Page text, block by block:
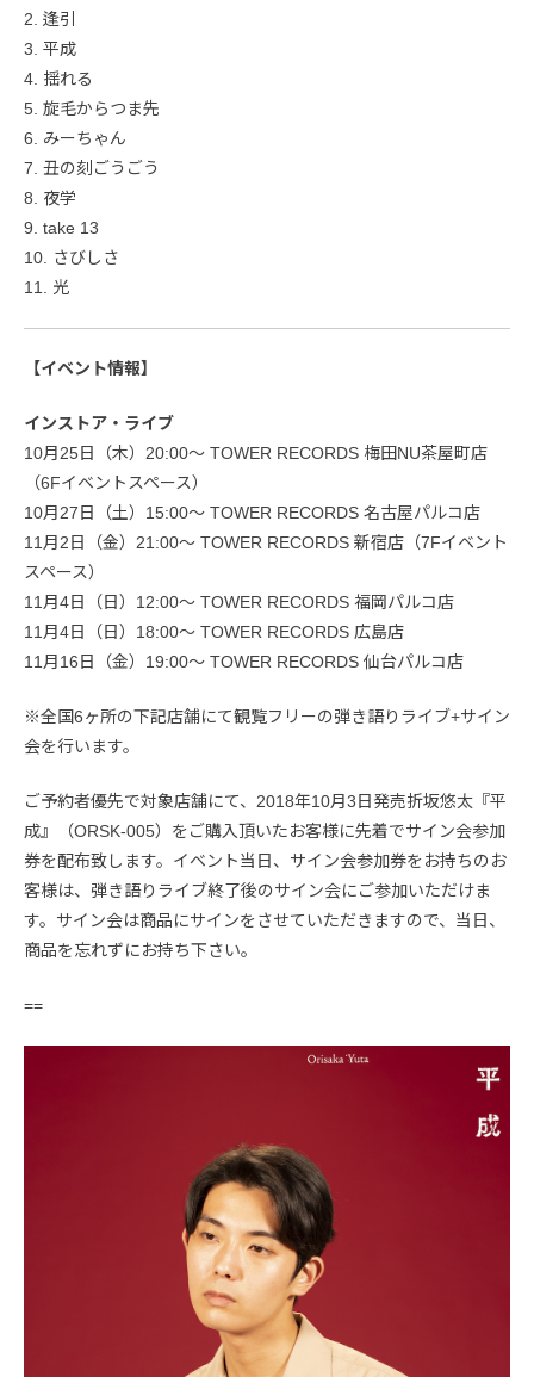
2. 逢引
3. 平成
4. 揺れる
5. 旋毛からつま先
6. みーちゃん
7. 丑の刻ごうごう
8. 夜学
9. take 13
10. さびしさ
11. 光
【イベント情報】
インストア・ライブ
10月25日（木）20:00～ TOWER RECORDS 梅田NU茶屋町店
（6Fイベントスペース）
10月27日（土）15:00～ TOWER RECORDS 名古屋パルコ店
11月2日（金）21:00～ TOWER RECORDS 新宿店（7Fイベント
スペース）
11月4日（日）12:00～ TOWER RECORDS 福岡パルコ店
11月4日（日）18:00～ TOWER RECORDS 広島店
11月16日（金）19:00～ TOWER RECORDS 仙台パルコ店
※全国6ヶ所の下記店舗にて観覧フリーの弾き語りライブ+サイン
会を行います。
ご予約者優先で対象店舗にて、2018年10月3日発売折坂悠太『平
成』（ORSK-005）をご購入頂いたお客様に先着でサイン会参加
券を配布致します。イベント当日、サイン会参加券をお持ちのお
客様は、弾き語りライブ終了後のサイン会にご参加いただけま
す。サイン会は商品にサインをさせていただきますので、当日、
商品を忘れずにお持ち下さい。
==